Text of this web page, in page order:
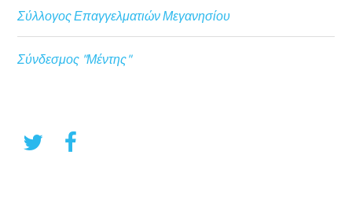
Σύλλογος Επαγγελματιών Μεγανησίου
Σύνδεσμος "Μέντης"